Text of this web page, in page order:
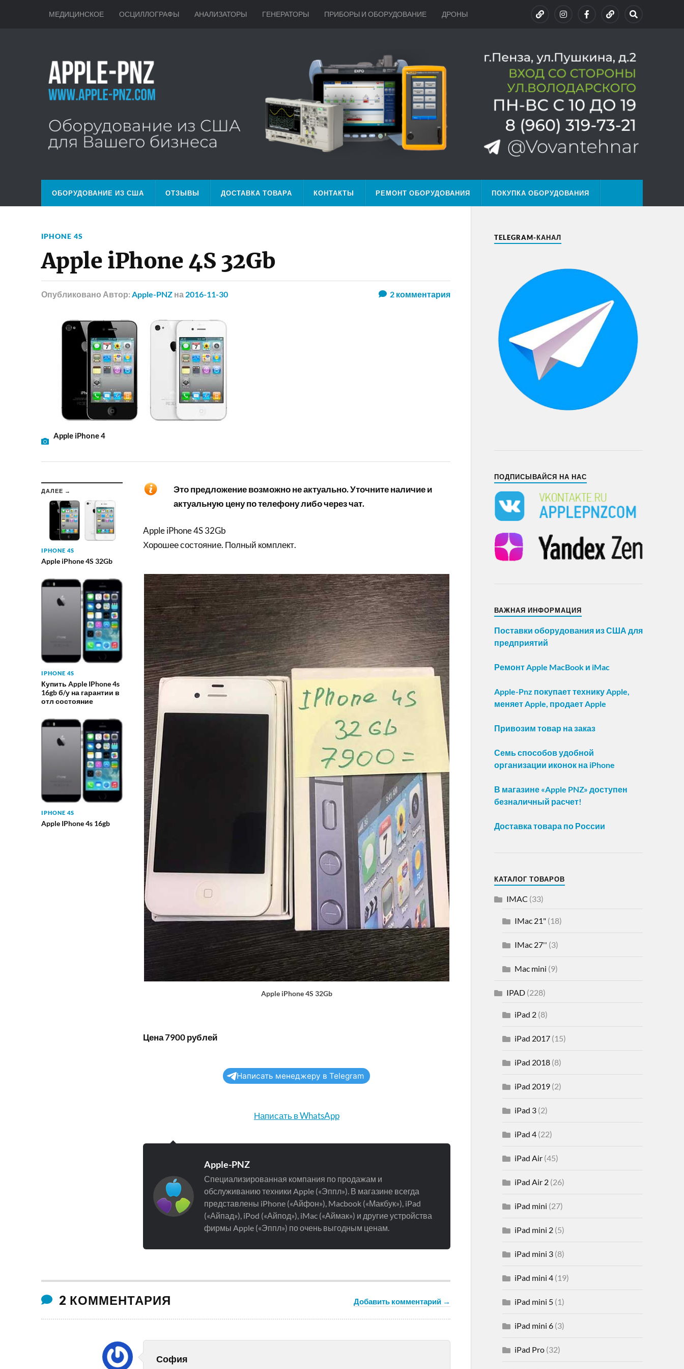
МЕДИЦИНСКОЕ ОСЦИЛЛОГРАФЫ АНАЛИЗАТОРЫ ГЕНЕРАТОРЫ ПРИБОРЫ И ОБОРУДОВАНИЕ ДРОНЫ
ОБОРУДОВАНИЕ ИЗ США ОТЗЫВЫ ДОСТАВКА ТОВАРА КОНТАКТЫ РЕМОНТ ОБОРУДОВАНИЯ ПОКУПКА ОБОРУДОВАНИЯ
IPHONE 4S
Apple iPhone 4S 32Gb
Опубликовано Автор: Apple-PNZ на 2016-11-30 2комментария
Apple iPhone 4
ДАЛЕЕ →
IPHONE 4S
Apple iPhone 4S 32Gb
IPHONE 4S
Купить Apple IPhone 4s
16gb б/у на гарантии в
отл состояние
IPHONE 4S
Apple IPhone 4s 16gb
Это предложение возможно не актуально. Уточните наличие и
актуальную цену по телефону либо через чат.
Apple iPhone 4S 32Gb
Хорошее состояние. Полный комплект.
Apple iPhone 4S 32Gb
Цена 7900 рублей
Написать менеджеру в Telegram
Написать в WhatsApp
Apple-PNZ
Специализированная компания по продажам и
обслуживанию техники Apple («Эппл»). В магазине всегда
представлены iPhone («Айфон»), Macbook («Макбук»), iPad
(«Айпад»), iPod («Айпод»), iMac («Аймак») и другие устройства
фирмы Apple («Эппл») по очень выгодным ценам.
2 КОММЕНТАРИЯ Добавить комментарий →
София
TELEGRAM-КАНАЛ
ПОДПИСЫВАЙСЯ НА НАС
ВАЖНАЯ ИНФОРМАЦИЯ
Поставки оборудования из США для
предприятий
Ремонт Apple MacBook и iMac
Apple-Pnz покупает технику Apple,
меняет Apple, продает Apple
Привозим товар на заказ
Семь способов удобной
организации иконок на iPhone
В магазине «Apple PNZ» доступен
безналичный расчет!
Доставка товара по России
КАТАЛОГ ТОВАРОВ
IMAC (33)
IMac 21"(18)
IMac 27'' (3)
Mac mini (9)
IPAD(228)
iPad 2(8)
iPad 2017(15)
iPad 2018(8)
iPad 2019(2)
iPad 3(2)
iPad 4(22)
iPad Air(45)
iPad Air 2(26)
iPad mini (27)
iPad mini 2(5)
iPad mini 3(8)
iPad mini 4(19)
iPad mini 5(1)
iPad mini 6(3)
iPad Pro(32)